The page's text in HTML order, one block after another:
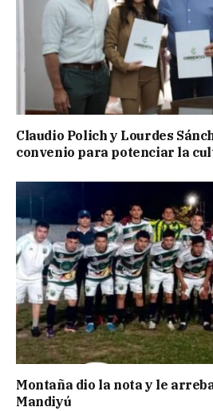
Claudio Polich y Lourdes
convenio para potenciar la
Montaña dio la nota y le
Mandiyú